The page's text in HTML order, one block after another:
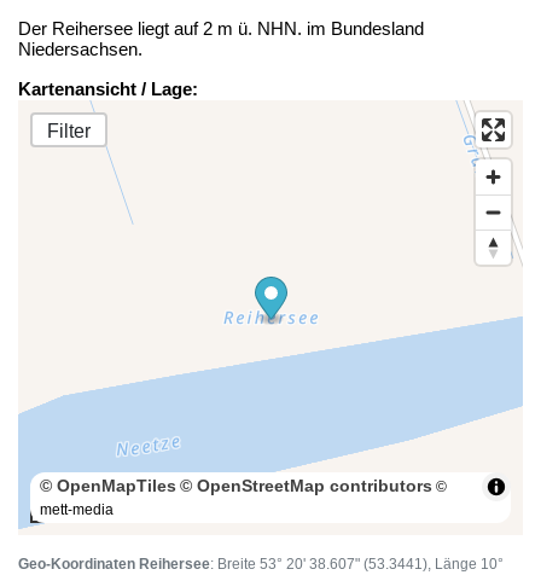
Der Reihersee liegt auf 2 m ü. NHN. im Bundesland
Niedersachsen.
Kartenansicht / Lage:
Filter
100 m
© OpenMapTiles © OpenStreetMap contributors ©
mett-media
Geo-Koordinaten Reihersee: Breite 53° 20' 38.607" (53.3441), Länge 10°